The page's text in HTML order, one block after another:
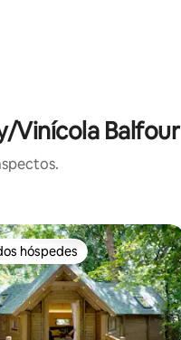
Vinícola Balfour
hóspedes
hóspedes